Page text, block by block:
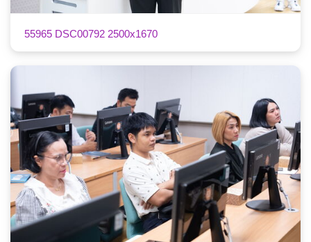
55965 DSC00792 2500x1670